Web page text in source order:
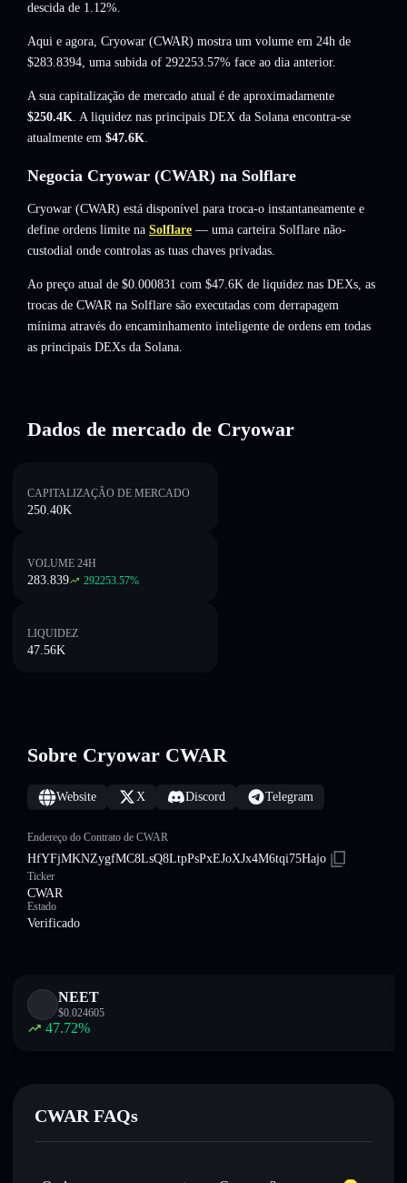
descida de 1.12%.
Aqui e agora, Cryowar (CWAR) mostra um volume em 24h de
$283.8394, uma subida of 292253.57% face ao dia anterior.
A sua capitalização de mercado atual é de aproximadamente
$250.4K. A liquidez nas principais DEX da Solana encontra-se
atualmente em $47.6K.
Negocia Cryowar (CWAR) na Solflare
Cryowar (CWAR) está disponível para troca-o instantaneamente e
define ordens limite na Solflare — uma carteira Solflare não-
custodial onde controlas as tuas chaves privadas.
Ao preço atual de $0.000831 com $47.6K de liquidez nas DEXs, as
trocas de CWAR na Solflare são executadas com derrapagem
mínima através do encaminhamento inteligente de ordens em todas
as principais DEXs da Solana.
Dados de mercado de Cryowar
CAPITALIZAÇÃO DE MERCADO
250.40K
VOLUME 24H
283.839 292253.57%
LIQUIDEZ
47.56K
Sobre Cryowar CWAR
Website X Discord Telegram
Endereço do Contrato de CWAR
HfYFjMKNZygfMC8LsQ8LtpPsPxEJoXJx4M6tqi75Hajo
Ticker
CWAR
Estado
Verificado
NEET
$0.024605
47.72%
CWAR FAQs